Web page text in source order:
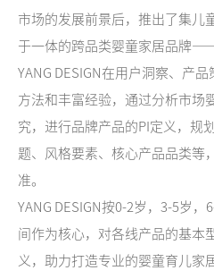
市场的发展前景后，推出了集儿
于一体的跨品类婴童家居品牌
YANG DESIGN在用户洞察、产
方法和丰富经验，通过分析市场
究，进行品牌产品的PI定义，规
题、风格要素、核心产品品类等
准。
YANG DESIGN按0-2岁，3-5岁
间作为核心，对各线产品的基本
义，助力打造专业的婴童育儿